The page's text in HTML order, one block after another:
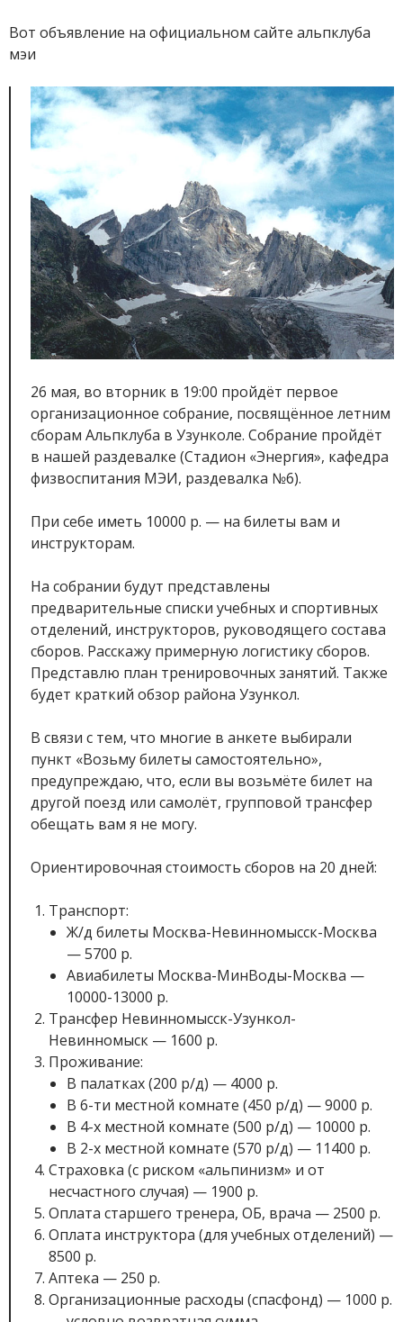
Вот объявление на официальном сайте альпклуба
мэи
26 мая, во вторник в 19:00 пройдёт первое
организационное собрание, посвящённое летним
сборам Альпклуба в Узунколе. Собрание пройдёт
в нашей раздевалке (Стадион «Энергия», кафедра
физвоспитания МЭИ, раздевалка №6).
При себе иметь 10000 р. — на билеты вам и
инструкторам.
На собрании будут представлены
предварительные списки учебных и спортивных
отделений, инструкторов, руководящего состава
сборов. Расскажу примерную логистику сборов.
Представлю план тренировочных занятий. Также
будет краткий обзор района Узункол.
В связи с тем, что многие в анкете выбирали
пункт «Возьму билеты самостоятельно»,
предупреждаю, что, если вы возьмёте билет на
другой поезд или самолёт, групповой трансфер
обещать вам я не могу.
Ориентировочная стоимость сборов на 20 дней:
Транспорт:
Ж/д билеты Москва-Невинномысск-Москва
— 5700 р.
Авиабилеты Москва-МинВоды-Москва —
10000-13000 р.
Трансфер Невинномысск-Узункол-
Невинномыск — 1600 р.
Проживание:
В палатках (200 р/д) — 4000 р.
В 6-ти местной комнате (450 р/д) — 9000 р.
В 4-х местной комнате (500 р/д) — 10000 р.
В 2-х местной комнате (570 р/д) — 11400 р.
Страховка (с риском «альпинизм» и от
несчастного случая) — 1900 р.
Оплата старшего тренера, ОБ, врача — 2500 р.
Оплата инструктора (для учебных отделений) —
8500 р.
Аптека — 250 р.
Организационные расходы (спасфонд) — 1000 р.